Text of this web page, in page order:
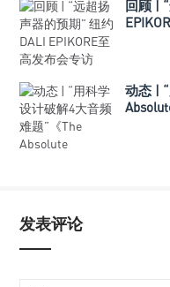
回顾 |
动态 |
发表评论